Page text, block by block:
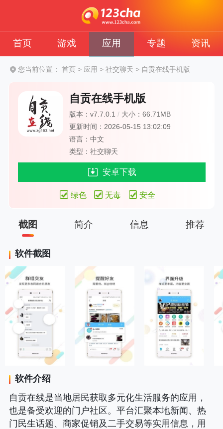
首页 游戏 应用 专题 资讯
您当前位置： 首页 > 应用 > 社交聊天 >自贡在线手机版
自贡在线手机版
版本：v7.7.0.1/ 大小：66.71MB
更新时间：2026-05-15 13:02:09
语言：中文
类型：社交聊天
安卓下载
绿色 无毒 安全
截图 简介 信息 推荐
软件截图
软件介绍
自贡在线是当地居民获取多元化生活服务的应用，
也是备受欢迎的门户社区。平台汇聚本地新闻、热
门民生话题、商家促销及二手交易等实用信息，用